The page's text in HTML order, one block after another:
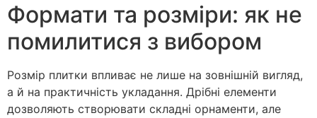
Формати та розміри: як не
помилитися з вибором
Розмір плитки впливає не лише на зовнішній вигляд,
а й на практичність укладання. Дрібні елементи
дозволяють створювати складні орнаменти, але